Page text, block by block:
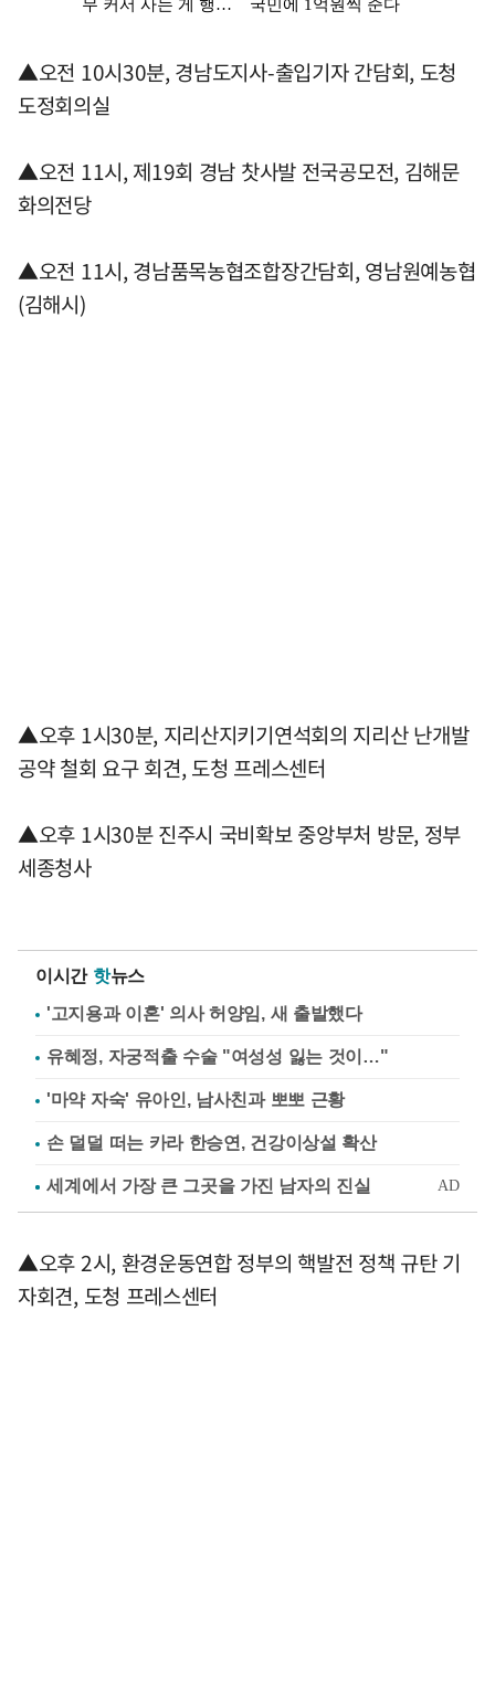
▲오전 10시30분, 경남도지사-출입기자 간담회, 도청
도정회의실
▲오전 11시, 제19회 경남 찻사발 전국공모전, 김해문
화의전당
▲오전 11시, 경남품목농협조합장간담회, 영남원예농협
(김해시)
▲오후 1시30분, 지리산지키기연석회의 지리산 난개발
공약 철회 요구 회견, 도청 프레스센터
▲오후 1시30분 진주시 국비확보 중앙부처 방문, 정부
세종청사
이시간 핫뉴스
'고지용과 이혼' 의사 허양임, 새 출발했다
유혜정, 자궁적출 수술 "여성성 잃는 것이…"
'마약 자숙' 유아인, 남사친과 뽀뽀 근황
손 덜덜 떠는 카라 한승연, 건강이상설 확산
▲오후 2시, 환경운동연합 정부의 핵발전 정책 규탄 기
자회견, 도청 프레스센터